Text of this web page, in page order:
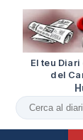
El teu
del
Cercar al